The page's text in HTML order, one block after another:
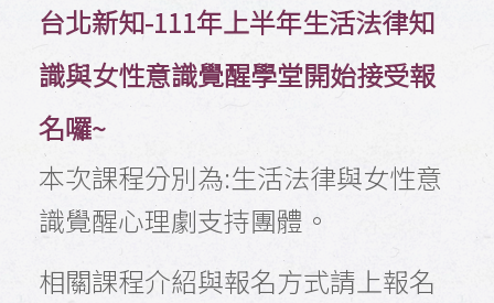
台北新知-111年上半年生活法律知
識與女性意識覺醒學堂開始接受報
名囉~
本次課程分別為:生活法律與女性意
識覺醒心理劇支持團體。
相關課程介紹與報名方式請上報名